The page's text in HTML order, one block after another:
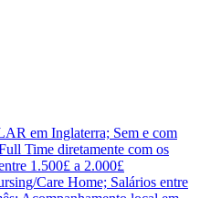
em Inglaterra; Sem e com
Time diretamente com os
1.500£ a 2.000£
Care Home; Salários entre